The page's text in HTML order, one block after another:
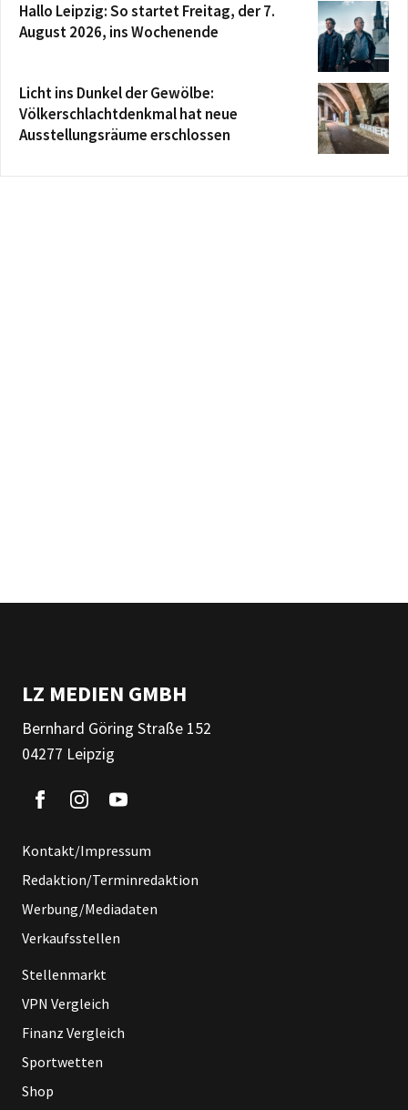
Hallo Leipzig: So startet Freitag, der 7.
August 2026, ins Wochenende
Licht ins Dunkel der Gewölbe:
Völkerschlachtdenkmal hat neue
Ausstellungsräume erschlossen
LZ MEDIEN GMBH
Bernhard Göring Straße 152
04277 Leipzig
Kontakt/Impressum
Redaktion/Terminredaktion
Werbung/Mediadaten
Verkaufsstellen
Stellenmarkt
VPN Vergleich
Finanz Vergleich
Sportwetten
Shop